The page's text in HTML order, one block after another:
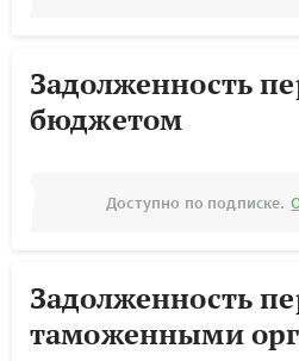
Задолженность
бюджетом
Доступно по подписке.
Задолженность
таможенными